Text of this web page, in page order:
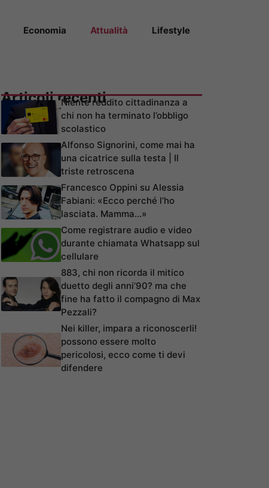
Economia Attualità Lifestyle
Articoli recentiNiente reddito cittadinanza a
chi non ha terminato l’obbligo
scolastico
Alfonso Signorini, come mai ha
una cicatrice sulla testa | Il
triste retroscena
Francesco Oppini su Alessia
Fabiani: «Ecco perché l’ho
lasciata. Mamma…»
Come registrare audio e video
durante chiamata Whatsapp sul
cellulare
883, chi non ricorda il mitico
duetto degli anni’90? ma che
fine ha fatto il compagno di Max
Pezzali?
Nei killer, impara a riconoscerli!
possono essere molto
pericolosi, ecco come ti devi
difendere